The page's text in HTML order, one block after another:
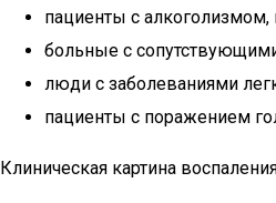
пациенты с
больные с
люди с заболеваниями
пациенты с поражением
Клиническая картина